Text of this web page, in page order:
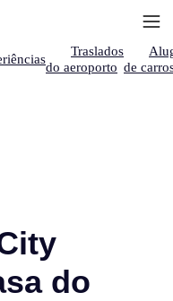
Traslados
do aeroporto de
do